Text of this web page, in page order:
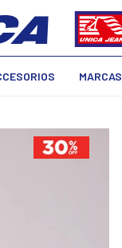
MARCAS